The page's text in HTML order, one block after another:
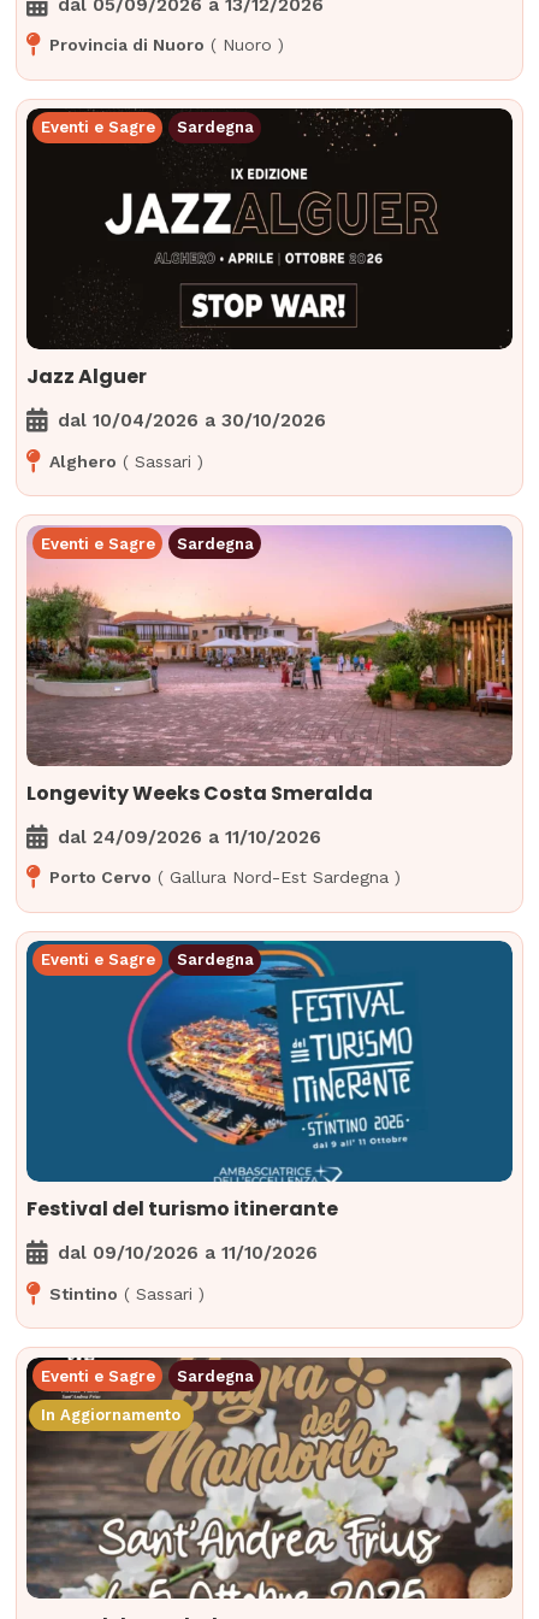
dal 05/09/2026 a 13/12/2026
Provincia di Nuoro ( Nuoro )
Eventi e Sagre Sardegna
Jazz Alguer
dal10/04/2026 a 30/10/2026
Alghero (Sassari )
Eventi e Sagre Sardegna
Longevity Weeks Costa Smeralda
dal24/09/2026 a 11/10/2026
Porto Cervo ( Gallura Nord-Est Sardegna )
Eventi e Sagre Sardegna
Festival del turismo itinerante
dal 09/10/2026 a 11/10/2026
Stintino (Sassari )
In Aggiornamento
Eventi e Sagre Sardegna